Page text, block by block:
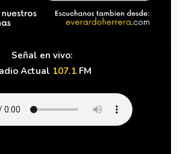
Señal en vivo:
Actual 107.1 FM